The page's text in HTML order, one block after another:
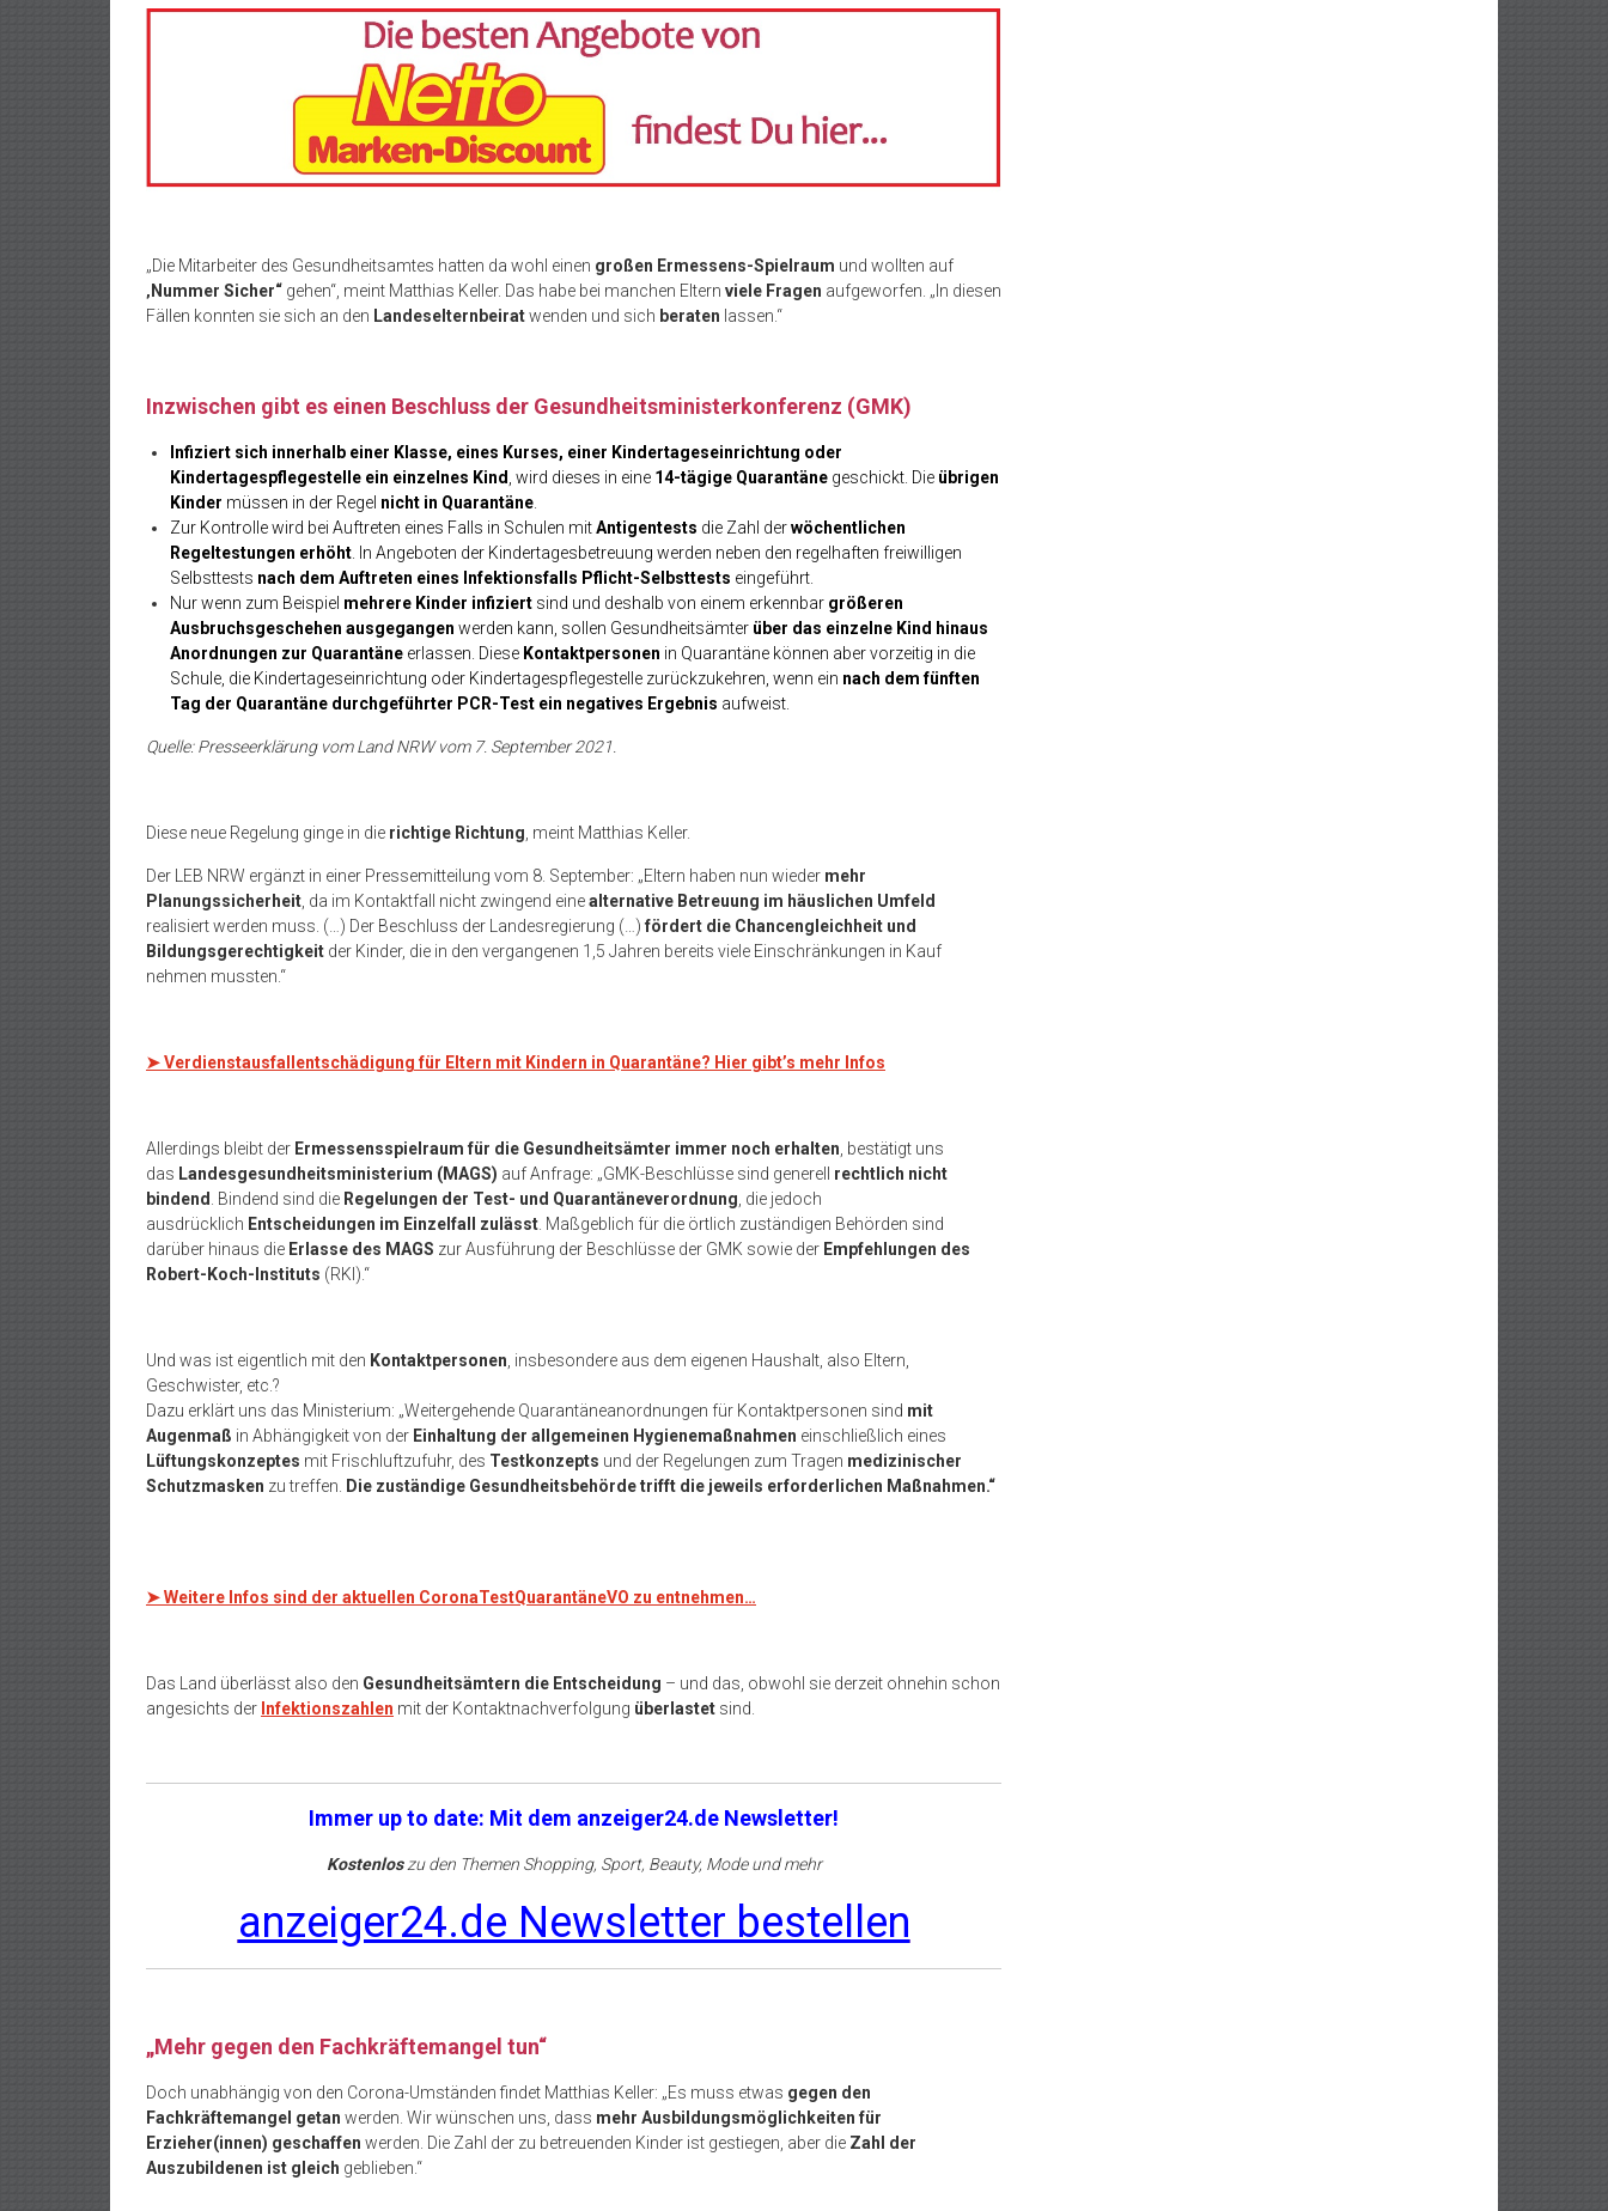
„Die Mitarbeiter des Gesundheitsamtes hatten da wohl einen großen Ermessens-Spielraum und wollten auf
‚Nummer Sicher“ gehen“, meint Matthias Keller. Das habe bei manchen Eltern viele Fragen aufgeworfen. „In diesen
Fällen konnten sie sich an den Landeselternbeiratwenden und sich beraten lassen.“
Inzwischen gibt es einen Beschluss der Gesundheitsministerkonferenz (GMK)
Infiziert sich innerhalb einer Klasse, eines Kurses, einer Kindertageseinrichtung oder
Kindertagespflegestelle ein einzelnes Kind , wird dieses in eine 14-tägige Quarantäne geschickt. Die übrigen
Kinder müssen in der Regel nicht in Quarantäne
Zur Kontrolle wird bei Auftreten eines Falls in Schulen mitAntigentests die Zahl derwöchentlichen
Regeltestungen erhöht . In Angeboten der Kindertagesbetreuung werden neben den regelhaften freiwilligen
Selbsttests nach dem Auftreten eines Infektionsfalls Pflicht-Selbsttests eingeführt.
Nur wenn zum Beispiel mehrere Kinder infiziert sind und deshalb von einem erkennbar größeren
Ausbruchsgeschehen ausgegangen werden kann, sollen Gesundheitsämter über das einzelne Kind hinaus
Anordnungen zur Quarantäne erlassen. Diese Kontaktpersonen in Quarantäne können aber vorzeitig in die
Schule, die Kindertageseinrichtung oder Kindertagespflegestelle zurückzukehren, wenn ein nach dem fünften
Tag der Quarantäne durchgeführter PCR-Test ein negatives Ergebnis aufweist.
Quelle: Presseerklärung vom Land NRW vom 7. September 2021.
Diese neue Regelung ginge in die richtige Richtung , meint Matthias Keller.
Der LEB NRW ergänzt in einer Pressemitteilung vom 8. September: „Eltern haben nun wieder mehr
Planungssicherheit , da im Kontaktfall nicht zwingend einealternative Betreuung im häuslichen Umfeld
realisiert werden muss. (…) Der Beschluss der Landesregierung (…) fördert die Chancengleichheit und
Bildungsgerechtigkeit der Kinder, die in den vergangenen 1,5 Jahren bereits viele Einschränkungen in Kauf
nehmen mussten.“
➤ Verdienstausfallentschädigung für Eltern mit Kindern in Quarantäne? Hier gibt’s mehr Infos
Allerdings bleibt der Ermessensspielraum für die Gesundheitsämter immer noch erhalten , bestätigt uns
das Landesgesundheitsministerium (MAGS) auf Anfrage: „GMK-Beschlüsse sind generell rechtlich nicht
bindend
. Bindend sind die Regelungen der Test- und Quarantäneverordnung , die jedoch
ausdrücklich Entscheidungen im Einzelfall zulässt . Maßgeblich für die örtlich zuständigen Behörden sind
darüber hinaus die Erlasse des MAGS zur Ausführung der Beschlüsse der GMK sowie der Empfehlungen des
Robert-Koch-Instituts (RKI).“
Und was ist eigentlich mit den Kontaktpersonen , insbesondere aus dem eigenen Haushalt, also Eltern,
Geschwister, etc.?
Dazu erklärt uns das Ministerium: „Weitergehende Quarantäneanordnungen für Kontaktpersonen sind mit
Augenmaß in Abhängigkeit von der Einhaltung der allgemeinen Hygienemaßnahmen einschließlich eines
Lüftungskonzeptes mit Frischluftzufuhr, des Testkonzepts und der Regelungen zum Tragen medizinischer
Schutzmasken zu treffen. Die zuständige Gesundheitsbehörde trifft die jeweils erforderlichen Maßnahmen.“
➤ Weitere Infos sind der aktuellen CoronaTestQuarantäneVO zu entnehmen…
Das Land überlässt also den Gesundheitsämtern die Entscheidung – und das, obwohl sie derzeit ohnehin schon
angesichts der Infektionszahlen mit der Kontaktnachverfolgung überlastet sind.
Immer up to date: Mit dem anzeiger24.de Newsletter!
Kostenloszu den Themen Shopping, Sport, Beauty, Mode und mehr
anzeiger24.de Newsletter bestellen
„Mehr gegen den Fachkräftemangel tun“
Doch unabhängig von den Corona-Umständen findet Matthias Keller: „Es muss etwas gegen den
Fachkräftemangel getan werden. Wir wünschen uns, dass mehr Ausbildungsmöglichkeiten für
Erzieher(innen) geschaffen werden. Die Zahl der zu betreuenden Kinder ist gestiegen, aber die Zahl der
Auszubildenen ist gleich geblieben.“